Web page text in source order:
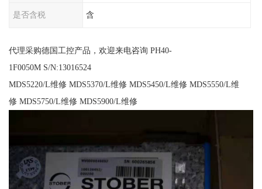
是否含税 含
代理采购德国工控产品，欢迎来电咨询 PH40-
1F0050M S/N:13016524
MDS5220/L维修 MDS5370/L维修 MDS5450/L维修 MDS5550/L维
修 MDS5750/L维修 MDS5900/L维修